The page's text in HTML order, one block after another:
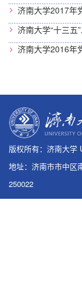
济南大学2017年
济南大学“十三五
济南大学2016年
版权所有：济南大学
地址：济南市市中区
250022